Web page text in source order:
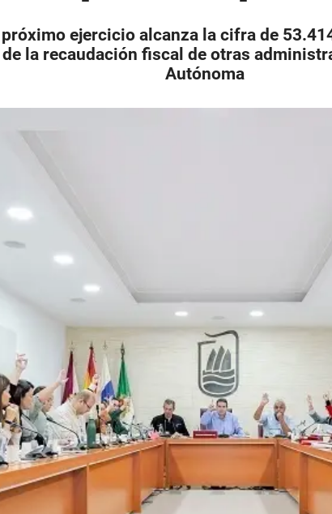
ejercicio alcanza la cifra de
la recaudación fiscal de otras
Autónoma